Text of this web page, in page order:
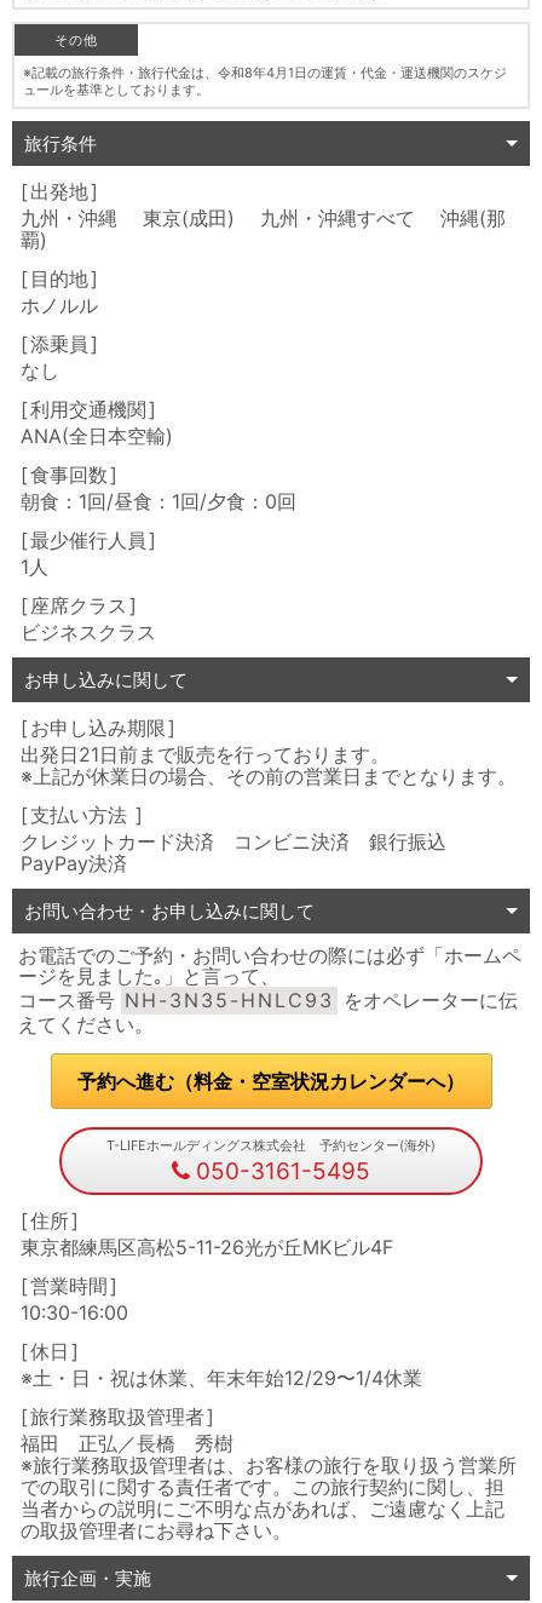
その他
※記載の旅行条件・旅行代金は、令和8年4月1日の運賃・代金・運送機関のスケジ
ュールを基準としております。
旅行条件
出発地
九州・沖縄 東京(成田) 九州・沖縄すべて 沖縄(那
覇)
目的地
ホノルル
添乗員
なし
利用交通機関
ANA(全日本空輸)
食事回数
朝食：1回/昼食：1回/夕食：0回
最少催行人員
1人
座席クラス
ビジネスクラス
お申し込みに関して
お申し込み期限
出発日21日前まで販売を行っております。
※上記が休業日の場合、その前の営業日までとなります。
支払い方法
クレジットカード決済 コンビニ決済 銀行振込
PayPay決済
お問い合わせ・お申し込みに関して
お電話でのご予約・お問い合わせの際には必ず「ホームペ
ージを見ました｡」と言って、
コース番号 NH-3N35-HNLC93
をオペレーターに伝
えてください。
予約へ進む（料金・空室状況カレンダーへ）
T-LIFEホールディングス株式会社 予約センター(海外)
050-3161-5495
住所
東京都練馬区高松5-11-26光が丘MKビル4F
営業時間
10:30-16:00
休日
※土・日・祝は休業、年末年始12/29〜1/4休業
旅行業務取扱管理者
福田 正弘／長橋 秀樹
※旅行業務取扱管理者は、お客様の旅行を取り扱う営業所
での取引に関する責任者です。この旅行契約に関し、担
当者からの説明にご不明な点があれば、ご遠慮なく上記
の取扱管理者にお尋ね下さい。
旅行企画・実施